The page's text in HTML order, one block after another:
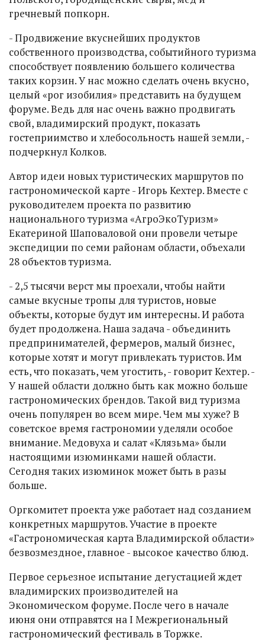
гречневый попкорн.
- Продвижение вкуснейших продуктов
собственного производства, событийного туризма
способствует появлению большего количества
таких корзин. У нас можно сделать очень вкусно,
целый «рог изобилия» представить на будущем
форуме. Ведь для нас очень важно продвигать
свой, владимирский продукт, показать
гостеприимство и хлебосольность нашей земли, -
подчеркнул Колков.
Автор идеи новых туристических маршрутов по
гастрономической карте - Игорь Кехтер. Вместе с
руководителем проекта по развитию
национального туризма «АгроЭкоТуризм»
Екатериной Шаповаловой они провели четыре
экспедиции по семи районам области, объехали
28 объектов туризма.
- 2,5 тысячи верст мы проехали, чтобы найти
самые вкусные тропы для туристов, новые
объекты, которые будут им интересны. И работа
будет продолжена. Наша задача - объединить
предпринимателей, фермеров, малый бизнес,
которые хотят и могут привлекать туристов. Им
есть, что показать, чем угостить, - говорит Кехтер. -
У нашей области должно быть как можно больше
гастрономических брендов. Такой вид туризма
очень популярен во всем мире. Чем мы хуже? В
советское время гастрономии уделяли особое
внимание. Медовуха и салат «Клязьма» были
настоящими изюминками нашей области.
Сегодня таких изюминок может быть в разы
больше.
Оргкомитет проекта уже работает над созданием
конкретных маршрутов. Участие в проекте
«Гастрономическая карта Владимирской области»
безвозмездное, главное - высокое качество блюд.
Первое серьезное испытание дегустацией ждет
владимирских производителей на
Экономическом форуме. После чего в начале
июня они отправятся на I Межрегиональный
гастрономический фестиваль в Торжке.